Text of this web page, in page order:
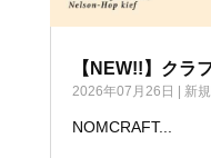
【NEW!!】クラ
2026年07月26日 | 新
NOMCRAFT...